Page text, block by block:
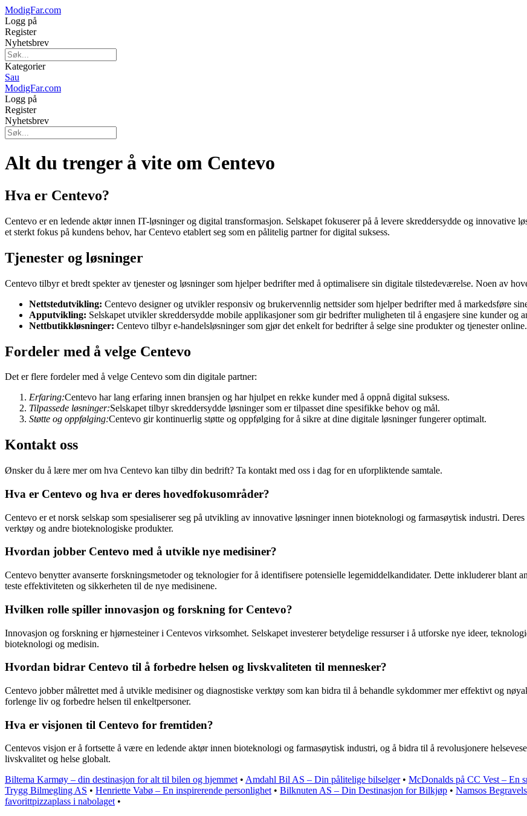
ModigFar.com
Logg på
Register
Nyhetsbrev
Kategorier
Sau
ModigFar.com
Logg på
Register
Nyhetsbrev
Alt du trenger å vite om Centevo
Hva er Centevo?
Centevo er en ledende aktør innen IT-løsninger og digital transformasjon. Selskapet fokuserer på å levere skreddersydde og innovative
et sterkt fokus på kundens behov, har Centevo etablert seg som en pålitelig partner for digital suksess.
Tjenester og løsninger
Centevo tilbyr et bredt spekter av tjenester og løsninger som hjelper bedrifter med å optimalisere sin digitale tilstedeværelse. Noen av
Nettstedutvikling: Centevo designer og utvikler responsiv og brukervennlig nettsider som hjelper bedrifter med å markedsføre
Apputvikling: Selskapet utvikler skreddersydde mobile applikasjoner som gir bedrifter muligheten til å engasjere sine kunder og
Nettbutikkløsninger: Centevo tilbyr e-handelsløsninger som gjør det enkelt for bedrifter å selge sine produkter og tjenester online.
Fordeler med å velge Centevo
Det er flere fordeler med å velge Centevo som din digitale partner:
Erfaring:Centevo har lang erfaring innen bransjen og har hjulpet en rekke kunder med å oppnå digital suksess.
Tilpassede løsninger:Selskapet tilbyr skreddersydde løsninger som er tilpasset dine spesifikke behov og mål.
Støtte og oppfølging:Centevo gir kontinuerlig støtte og oppfølging for å sikre at dine digitale løsninger fungerer optimalt.
Kontakt oss
Ønsker du å lære mer om hva Centevo kan tilby din bedrift? Ta kontakt med oss i dag for en uforpliktende samtale.
Hva er Centevo og hva er deres hovedfokusområder?
Centevo er et norsk selskap som spesialiserer seg på utvikling av innovative løsninger innen bioteknologi og farmasøytisk industri.
verktøy og andre bioteknologiske produkter.
Hvordan jobber Centevo med å utvikle nye medisiner?
Centevo benytter avanserte forskningsmetoder og teknologier for å identifisere potensielle legemiddelkandidater. Dette inkluderer
teste effektiviteten og sikkerheten til de nye medisinene.
Hvilken rolle spiller innovasjon og forskning for Centevo?
Innovasjon og forskning er hjørnesteiner i Centevos virksomhet. Selskapet investerer betydelige ressurser i å utforske nye ideer,
bioteknologi og medisin.
Hvordan bidrar Centevo til å forbedre helsen og livskvaliteten til mennesker?
Centevo jobber målrettet med å utvikle medisiner og diagnostiske verktøy som kan bidra til å behandle sykdommer mer effektivt og
forlenge liv og forbedre helsen til enkeltpersoner.
Hva er visjonen til Centevo for fremtiden?
Centevos visjon er å fortsette å være en ledende aktør innen bioteknologi og farmasøytisk industri, og å bidra til å revolusjonere
livskvalitet og helse globalt.
Biltema Karmøy – din destinasjon for alt til bilen og hjemmet• Amdahl Bil AS – Din pålitelige bilselger• McDonalds på CC Vest – En
Trygg Bilmegling AS • Henriette Vabø – En inspirerende personlighet• Bilknuten AS – Din Destinasjon for Bilkjøp • Namsos
favorittpizzaplass i nabolaget•